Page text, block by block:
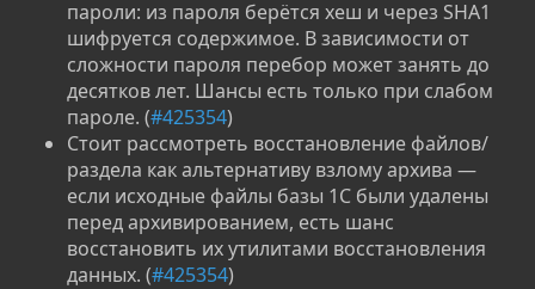
пароли: из пароля берётся хеш и через SHA1
шифруется содержимое. В зависимости от
сложности пароля перебор может занять до
десятков лет. Шансы есть только при слабом
пароле. (#425354)
Стоит рассмотреть восстановление файлов/
раздела как альтернативу взлому архива —
если исходные файлы базы 1С были удалены
перед архивированием, есть шанс
восстановить их утилитами восстановления
данных. (#425354)